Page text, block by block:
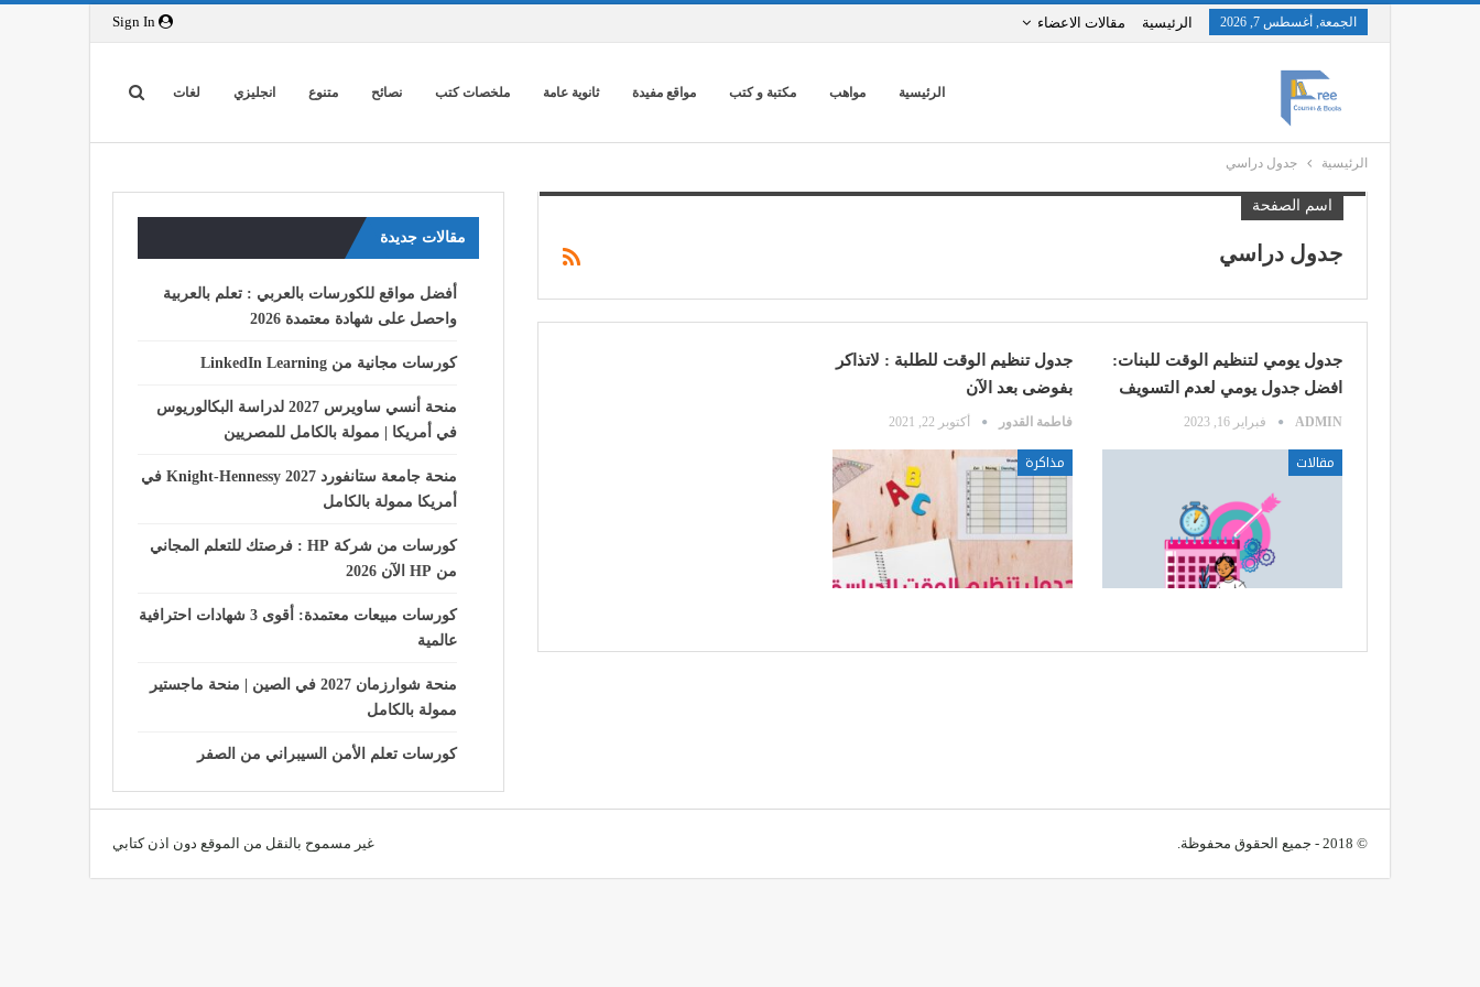
الجمعة, أغسطس 7, 2026 الرئيسية مقالات الاعضاء
الرئيسية مواهب مكتبة و كتب مواقع مفيدة ثانوية عامة ملخصات كتب نصائح متنوع انجليزي لغات
الرئيسية جدول دراسي
اسم الصفحة
جدول دراسي
جدول يومي لتنظيم الوقت للبنات:
افضل جدول يومي لعدم التسويف
ADMIN فبراير 16, 2023
مقالات
جدول تنظيم الوقت للطلبة : لاتذاكر
بفوضى بعد الآن
فاطمة القدور أكتوبر 22, 2021
مذاكرة
مقالات جديدة
أفضل مواقع للكورسات بالعربي : تعلم بالعربية
واحصل على شهادة معتمدة 2026
كورسات مجانية من LinkedIn Learning
منحة أنسي ساويرس 2027 لدراسة البكالوريوس
في أمريكا | ممولة بالكامل للمصريين
منحة جامعة ستانفورد Knight-Hennessy 2027 في
أمريكا ممولة بالكامل
كورسات من شركة HP : فرصتك للتعلم المجاني
من HP الآن 2026
كورسات مبيعات معتمدة: أقوى 3 شهادات احترافية
عالمية
منحة شوارزمان 2027 في الصين | منحة ماجستير
ممولة بالكامل
كورسات تعلم الأمن السيبراني من الصفر
© 2018 - جميع الحقوق محفوظة. غير مسموح بالنقل من الموقع دون اذن كتابي